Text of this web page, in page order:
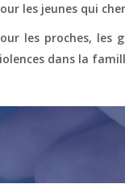
les jeunes qui
les proches, les
dans la